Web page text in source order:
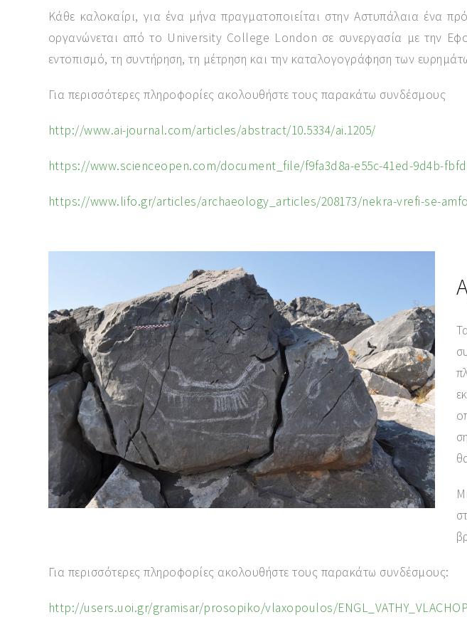
Κάθε καλοκαίρι, για ένα μήνα πραγματοποιείται στην Αστυπάλαια ένα
οργανώνεται από το University College London σε συνεργασία με την
εντοπισμό, τη συντήρηση, τη μέτρηση και την καταλογογράφηση των
Για περισσότερες πληροφορίες ακολουθήστε τους παρακάτω συνδέσμους
http://www.ai-journal.com/articles/abstract/10.5334/ai.1205/
https://www.scienceopen.com/document_file/f9fa3d8a-e55c-41ed-9d4b-
https://www.lifo.gr/articles/archaeology_articles/208173/nekra-vrefi-se-
Για περισσότερες πληροφορίες ακολουθήστε τους παρακάτω συνδέσμους:
http://users.uoi.gr/gramisar/prosopiko/vlaxopoulos/